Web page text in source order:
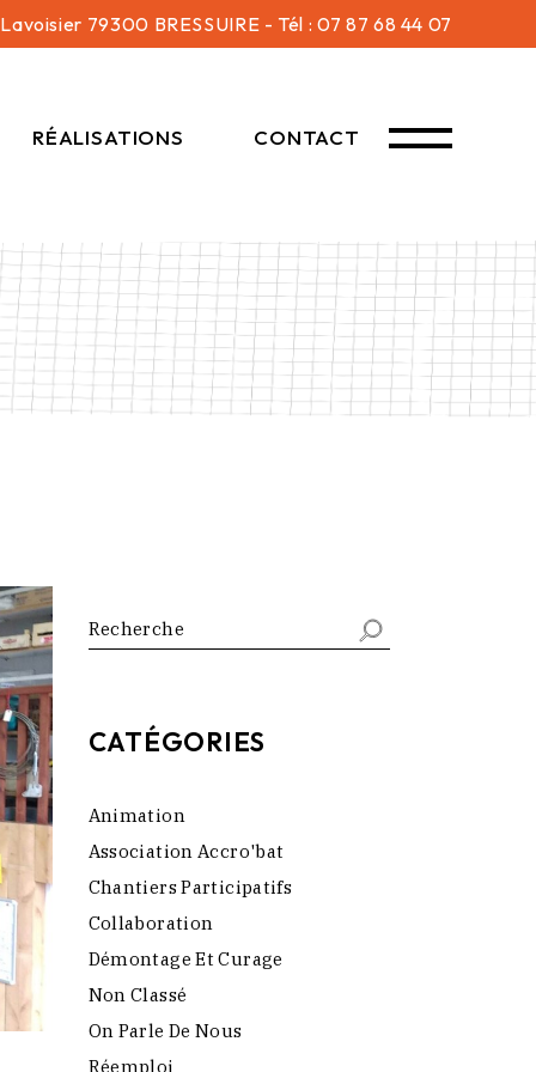
79300 BRESSUIRE - Tél : 07 87 68 44 07
RÉALISATIONS CONTACT
Search
CATÉGORIES
Animation
Association Accro'bat
Chantiers Participatifs
Collaboration
Démontage Et Curage
Non Classé
On Parle De Nous
Réemploi